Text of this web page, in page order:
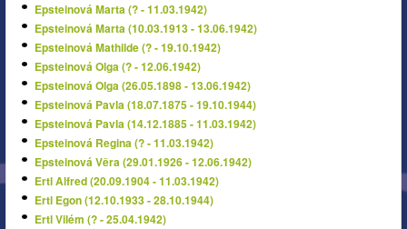
Epsteinová Marta (? - 11.03.1942)
Epsteinová Marta (10.03.1913 - 13.06.1942)
Epsteinová Mathilde (? - 19.10.1942)
Epsteinová Olga (? - 12.06.1942)
Epsteinová Olga (26.05.1898 - 13.06.1942)
Epsteinová Pavla (18.07.1875 - 19.10.1944)
Epsteinová Pavla (14.12.1885 - 11.03.1942)
Epsteinová Regina (? - 11.03.1942)
Epsteinová Věra (29.01.1926 - 12.06.1942)
Ertl Alfred (20.09.1904 - 11.03.1942)
Ertl Egon (12.10.1933 - 28.10.1944)
Ertl Vilém (? - 25.04.1942)